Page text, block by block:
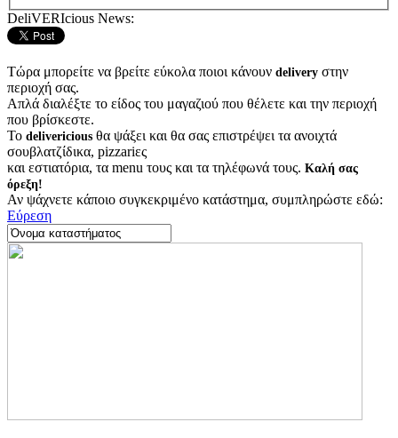
DeliVERIcious News:
Τώρα μπορείτε να βρείτε εύκολα ποιοι κάνουν delivery στην
περιοχή σας.
Απλά διαλέξτε το είδος του μαγαζιού που θέλετε και την περιοχή
που βρίσκεστε.
Το delivericious θα ψάξει και θα σας επιστρέψει τα ανοιχτά
σουβλατζίδικα, pizzariες
και εστιατόρια, τα menu τους και τα τηλέφωνά τους. Καλή σας
όρεξη!
Αν ψάχνετε κάποιο συγκεκριμένο κατάστημα, συμπληρώστε εδώ:
Εύρεση